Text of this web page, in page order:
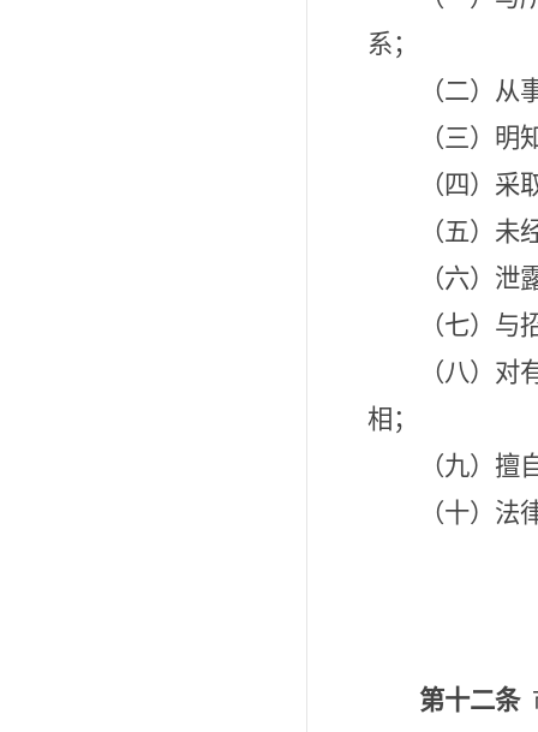
系；
（二）
（三）明
（四）
（五）
（六）
（七）
（八）
相；
（九）
（十）法
第十二条